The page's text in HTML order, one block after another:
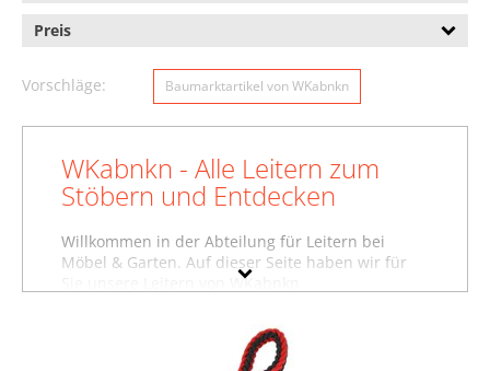
Preis
Vorschläge: Baumarktartikel von WKabnkn
WKabnkn - Alle Leitern zum
Stöbern und Entdecken
Willkommen in der Abteilung für Leitern bei
Möbel & Garten. Auf dieser Seite haben wir für
Sie unsere Leitern von WKabnkn
was Sie suchen, dann schauen Sie sich auch
Baumarktartikel von WKabnkn
oder stöbern Sie in dem gesamten